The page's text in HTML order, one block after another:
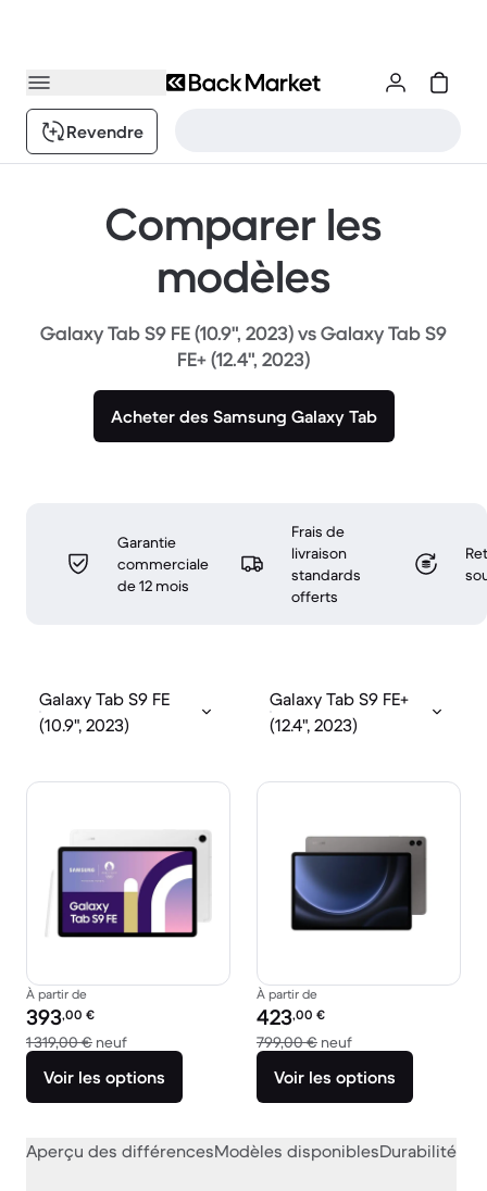
Revendre
Comparer les
modèles
Galaxy Tab S9 FE (10.9", 2023) vs Galaxy Tab S9
FE+ (12.4", 2023)
Acheter des Samsung Galaxy Tab
Garantie
commerciale
de 12 mois
Frais de
livraison
standards
offerts
Galaxy Tab S9 FE
(10.9", 2023)
Galaxy Tab S9 FE+
(12.4", 2023)
À partir de
Prix reconditionné :
393,00 €
1 319,00 € neufcontre 1 319,00 € neuf
Voir les options
À partir de
Prix reconditionné :
423,00 €
799,00 € neufcontre 799,00 €
Voir les options
Aperçu des différencesModèles disponiblesDurabilité